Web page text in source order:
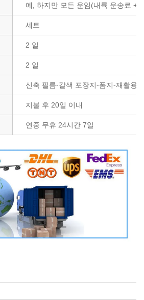
예, 하지만 모든 운임(내륙 운송료 +
세트
2 일
2 일
신축 필름-갈색 포장지-폼지-재활용
지불 후 20일 이내
연중 무휴 24시간 7일